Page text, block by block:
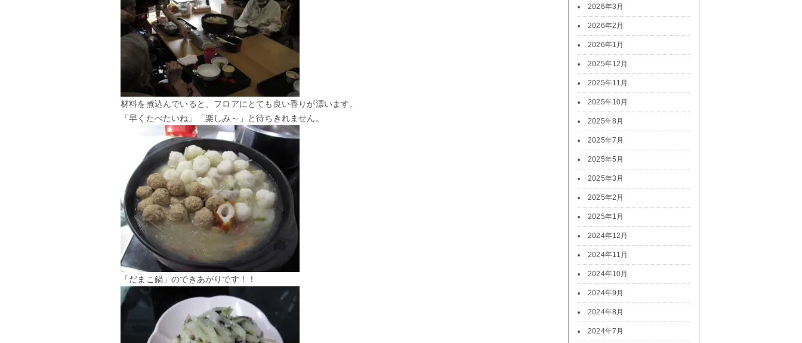
材料を煮込んでいると、フロアにとても良い香りが漂います。
「早くたべたいね」「楽しみ～」と待ちきれません。
「だまこ鍋」のできあがりです！！
2026年3月
2026年2月
2026年1月
2025年12月
2025年11月
2025年10月
2025年8月
2025年7月
2025年5月
2025年3月
2025年2月
2025年1月
2024年12月
2024年11月
2024年10月
2024年9月
2024年8月
2024年7月